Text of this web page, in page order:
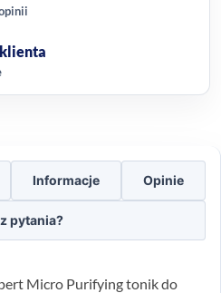
klienta
Informacje Opinie
pytania?
Micro Purifying tonik do